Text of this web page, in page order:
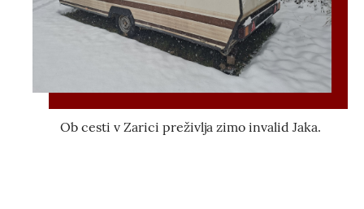
Ob cesti v Zarici preživlja zimo invalid Jaka.